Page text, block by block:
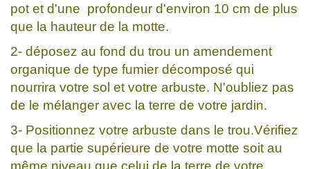
pot et d'une profondeur d'environ 10 cm de plus
que la hauteur de la motte.
2- déposez au fond du trou un amendement
organique de type fumier décomposé qui
nourrira votre sol et votre arbuste. N'oubliez pas
de le mélanger avec la terre de votre jardin.
3- Positionnez votre arbuste dans le trou.Vérifiez
que la partie supérieure de votre motte soit au
même niveau que celui de la terre de votre